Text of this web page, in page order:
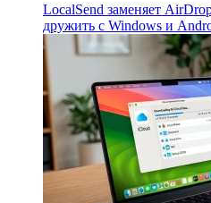
LocalSend заменяет
дружить с Windows и